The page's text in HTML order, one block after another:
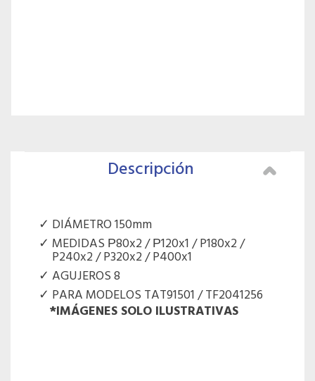
Descripción
DIÁMETRO 150mm
MEDIDAS Ρ80x2 / Ρ120x1 / P180x2 /
P240x2 / P320x2 / P400x1
AGUJEROS 8
PARA MODELOS TAT91501 / TF2041256
*IMÁGENES SOLO ILUSTRATIVAS